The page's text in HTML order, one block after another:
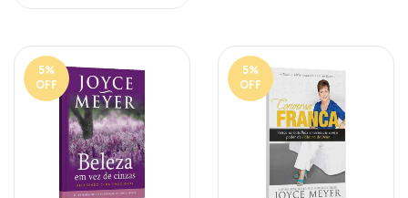
5%
OFF
5%
OFF